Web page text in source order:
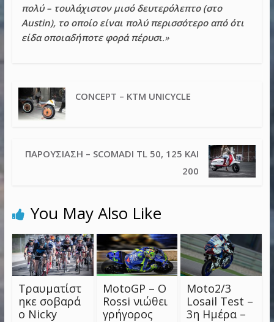
πολύ – τουλάχιστον μισό δευτερόλεπτο (στο
Austin), το οποίο είναι πολύ περισσότερο από ότι
είδα οποιαδήποτε φορά πέρυσι.»
CONCEPT – KTM UNICYCLE
ΠΑΡΟΥΣΊΑΣΗ – SCOMADI TL 50, 125 ΚΑΙ
200
You May Also Like
Τραυματίστ
ηκε σοβαρά
ο Nicky
MotoGP – Ο
Rossi νιώθει
γρήγορος
Moto2/3
Losail Test –
3η Ημέρα –